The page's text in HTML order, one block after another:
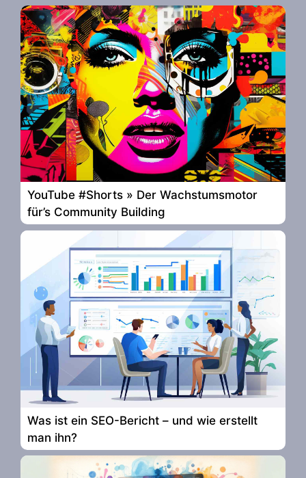
YouTube #Shorts » Der Wachstumsmotor
für’s Community Building
Was ist ein SEO-Bericht – und wie erstellt
man ihn?